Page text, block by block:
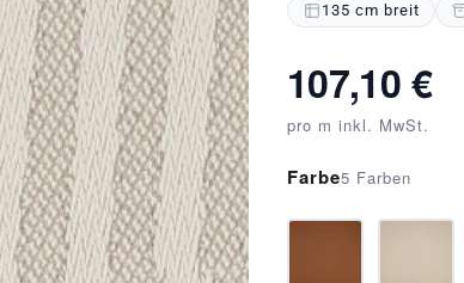
135 cm breit
107,10 €
pro m inkl. MwSt.
Farbe5 Farben